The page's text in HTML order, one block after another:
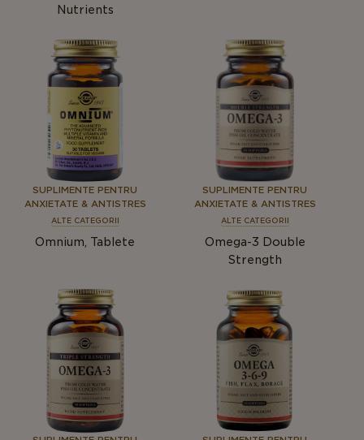
Nutrients
SUPLIMENTE PENTRU
ANXIETATE & ANTISTRES
ALTE CATEGORII
Omnium, Tablete
SUPLIMENTE PENTRU
ANXIETATE & ANTISTRES
ALTE CATEGORII
Omega-3 Double
Strength